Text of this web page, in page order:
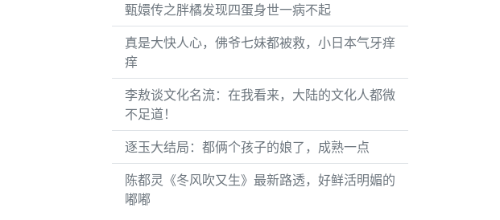
甄嬛传之胖橘发现四蛋身世一病不起
真是大快人心，佛爷七妹都被救，小日本气牙痒
痒
李敖谈文化名流：在我看来，大陆的文化人都微
不足道！
逐玉大结局：都俩个孩子的娘了，成熟一点
陈都灵《冬风吹又生》最新路透，好鲜活明媚的
嘟嘟